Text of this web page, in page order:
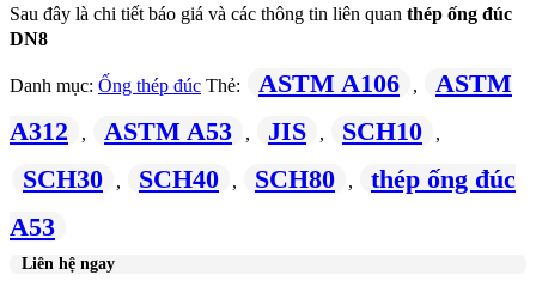
Sau đây là chi tiết báo giá và các thông tin liên quan thép ống đúc
DN8
Danh mục: Ống thép đúc Thẻ: ASTM A106 ,
ASTM
A312
, ASTM A53 , JIS , SCH10 ,
SCH30 , SCH40 , SCH80 ,
thép ống đúc
A53
Liên hệ ngay